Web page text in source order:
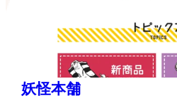
妖怪本舗